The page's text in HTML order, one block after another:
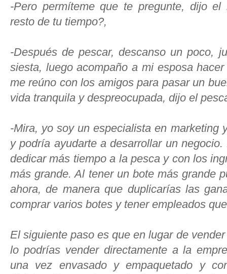
-Pero permíteme que te pregunte, dijo
resto de tu tiempo?,
-Después de pescar, descanso un poco,
siesta, luego acompaño a mi esposa
me reúno con los amigos para pasar un
vida tranquila y despreocupada, dijo el
-Mira, yo soy un especialista en marketing
y podría ayudarte a desarrollar un
dedicar más tiempo a la pesca y con los
más grande. Al tener un bote más grande
ahora, de manera que duplicarías las
comprar varios botes y tener empleados
El siguiente paso es que en lugar de
lo podrías vender directamente a la
una vez envasado y empaquetado y